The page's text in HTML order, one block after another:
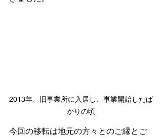
2013年、旧事業所に入居し、事業開始したば
かりの頃
今回の移転は地元の方々とのご縁とご